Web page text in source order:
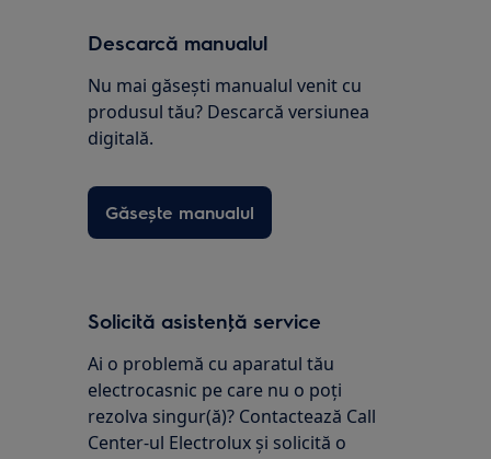
Descarcă manualul
Nu mai găsești manualul venit cu
produsul tău? Descarcă versiunea
digitală.
Găsește manualul
Solicită asistenţă service
Ai o problemă cu aparatul tău
electrocasnic pe care nu o poţi
rezolva singur(ă)? Contactează Call
Center-ul Electrolux și solicită o